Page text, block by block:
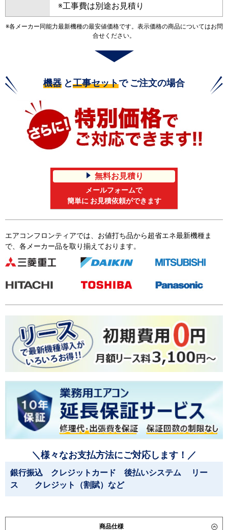
※工事費は別途お見積り
※各メーカー同能力最新機種の最安値価格です。表示価格の商品についてはお問
合せください。
機器 と工事セットで ご注文の場合
無料お見積り
メールフォームで
簡単に お見積依頼ができます
エアコンフロンティアでは、お値打ち品から超省エネ最新機種ま
で、各メーカー品を取り揃えております。
＼様々なお支払方法にご対応します！／
銀行振込 クレジットカード 後払いシステム リー
ス クレジット（割賦）など
商品仕様